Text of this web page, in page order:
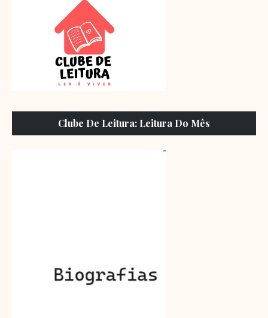
Clube De Leitura: Leitura Do Mês